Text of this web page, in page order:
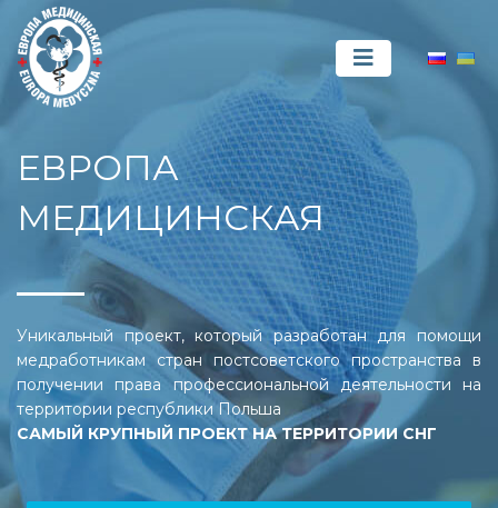
ЕВРОПА
МЕДИЦИНСКАЯ
Уникальный проект, который разработан для помощи
медработникам стран постсоветского пространства в
получении права профессиональной деятельности на
территории республики Польша
САМЫЙ КРУПНЫЙ ПРОЕКТ НА ТЕРРИТОРИИ СНГ